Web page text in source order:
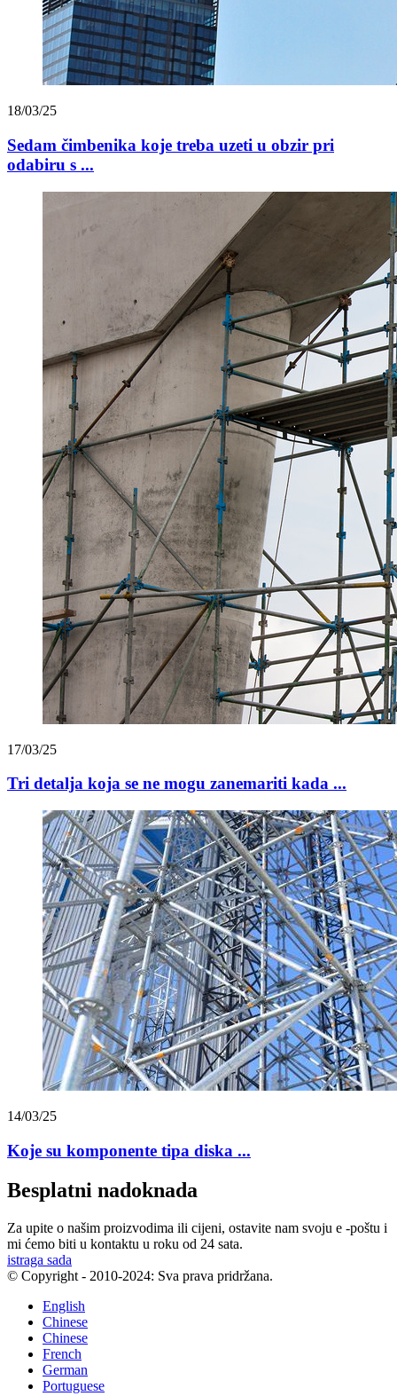
18/03/25
Sedam čimbenika koje treba uzeti u obzir pri
odabiru s ...
17/03/25
Tri detalja koja se ne mogu zanemariti kada ...
14/03/25
Koje su komponente tipa diska ...
Besplatni nadoknada
Za upite o našim proizvodima ili cijeni, ostavite nam svoju e -poštu i
mi ćemo biti u kontaktu u roku od 24 sata.
istraga sada
© Copyright - 2010-2024: Sva prava pridržana.
English
Chinese
Chinese
French
German
Portuguese